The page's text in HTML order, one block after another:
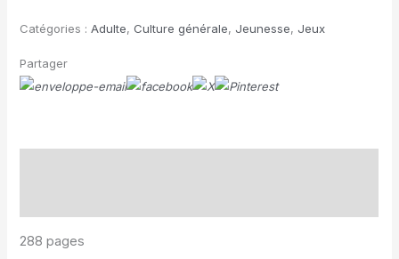
Catégories :Adulte,Culture générale, Jeunesse, Jeux
Partager
288 pages